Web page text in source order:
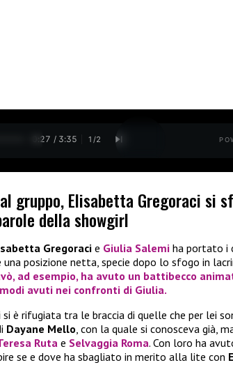
0:28 / 3:35 1 /2
gruppo, Elisabetta Gregoraci si
della showgirl
Gregoraci e Giulia Salemi ha portato i
una posizione netta, specie dopo lo sfogo in
, ad esempio, ha avuto un battibecco
avuti nei confronti di Giulia.
si è rifugiata tra le braccia di quelle che per lei
Dayane Mello, con la quale si conosceva già,
Rutae Selvaggia Roma. Con loro ha
se e dove ha sbagliato in merito alla lite con